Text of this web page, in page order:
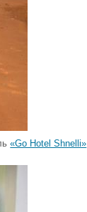
«Go Hotel Shnelli»